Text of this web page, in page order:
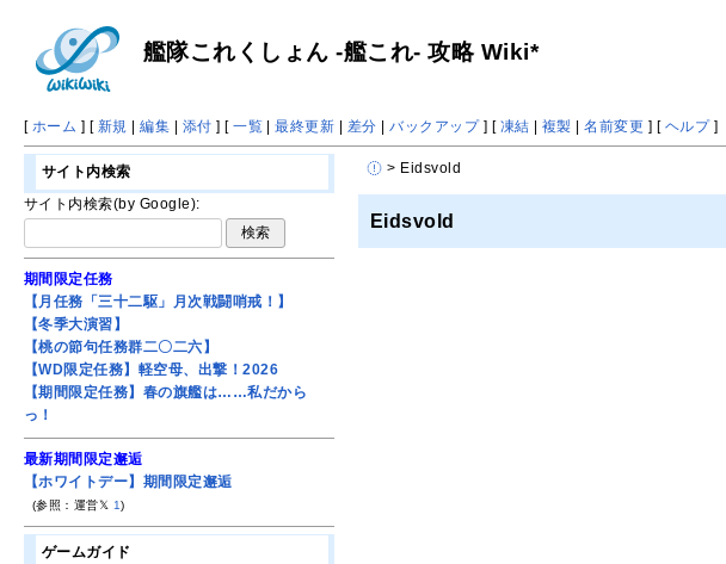
艦隊これくしょん -艦これ- 攻略 Wiki*
[ ホーム ] [ 新規 |編集 | 添付 ] [一覧 |最終更新 | 差分 |バックアップ] [ 凍結 | 複製 |名前変更 ] [ ヘルプ]
> Eidsvold
Eidsvold
サイト内検索
サイト内検索(by Google):
期間限定任務
【月任務「三十二駆」月次戦闘哨戒！】
【冬季大演習】
【桃の節句任務群二〇二六】
【WD限定任務】軽空母、出撃！2026
【期間限定任務】春の旗艦は……私だから
っ！
最新期間限定邂逅
【ホワイトデー】期間限定邂逅
(参照：運営𝕏 1)
ゲームガイド